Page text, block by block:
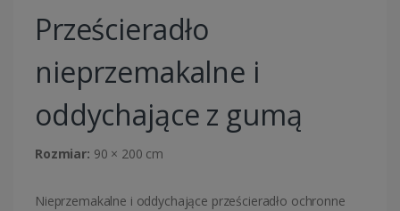
Prześcieradło
nieprzemakalne i
oddychające z gumą
Rozmiar: 90 × 200 cm
Nieprzemakalne i oddychające prześcieradło ochronne